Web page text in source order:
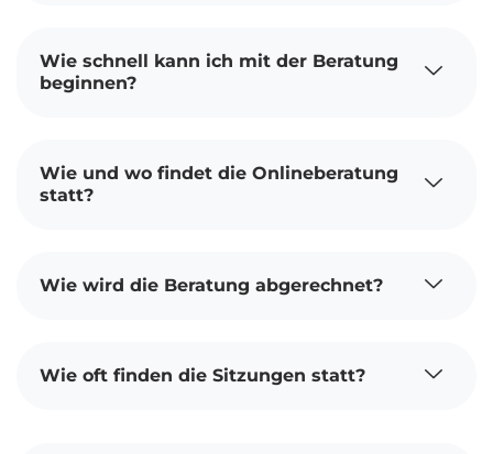
Wie schnell kann ich mit der Beratung
beginnen?
Wie und wo findet die Onlineberatung
statt?
Wie wird die Beratung abgerechnet?
Wie oft finden die Sitzungen statt?